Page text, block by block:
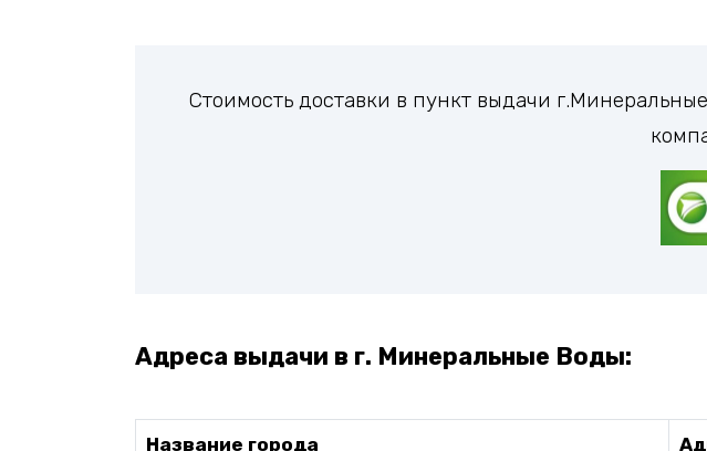
Стоимость доставки в пункт выдачи
Адреса выдачи в г. Минеральные Воды:
Название города